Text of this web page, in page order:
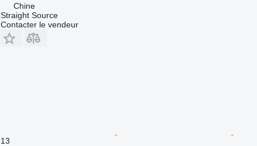
Chine
Straight Source
Contacter le vendeur
13